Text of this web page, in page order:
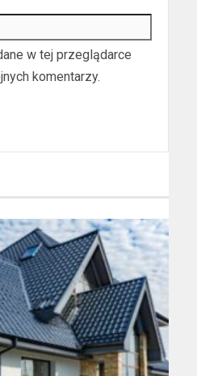
w tej przeglądarce
komentarzy.